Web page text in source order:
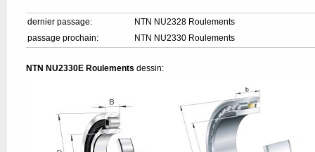
dernier passage:
NTN NU2328 Roulements
passage prochain:
NTN NU2330 Roulements
NTN NU2330E Roulements dessin: